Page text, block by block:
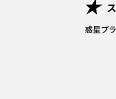
惑星プ